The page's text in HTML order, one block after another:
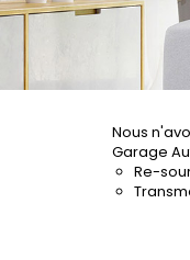
Nous
Garage
Re-